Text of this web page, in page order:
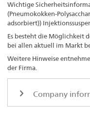
Wichtige
(Pneumokokken-
adsorbiert))
Es besteht die Möglichkeit
bei allen aktuell im Markt
Weitere Hinweise
der Firma.
Company